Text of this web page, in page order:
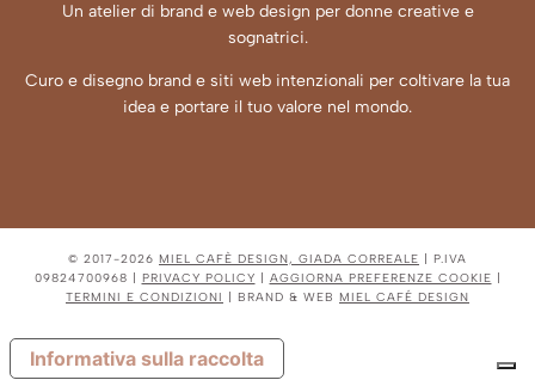
Un atelier di brand e web design per donne creative e
sognatrici.
Curo e disegno brand e siti web intenzionali per coltivare la tua
idea e portare il tuo valore nel mondo.
© 2017-2026 MIEL CAFÈ DESIGN, GIADA CORREALE | P.IVA
09824700968 | PRIVACY POLICY AGGIORNA PREFERENZE COOKIE
TERMINI E CONDIZIONI
| BRAND & WEB MIEL CAFÉ DESIGN
Informativa sulla raccolta